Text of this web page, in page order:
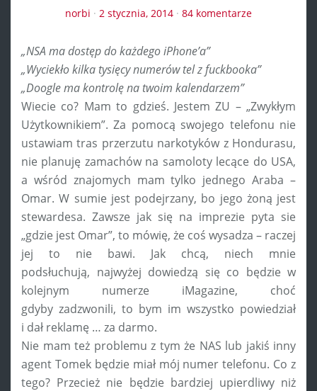
norbi · 2 stycznia, 2014 · 84 komentarze
„NSA ma dostęp do każdego iPhone’a”
„Wyciekło kilka tysięcy numerów tel z fuckbooka”
„Doogle ma kontrolę na twoim kalendarzem”
Wiecie co? Mam to gdzieś. Jestem ZU – „Zwykłym
Użytkownikiem”. Za pomocą swojego telefonu nie
ustawiam tras przerzutu narkotyków z Hondurasu,
nie planuję zamachów na samoloty lecące do USA,
a wśród znajomych mam tylko jednego Araba –
Omar. W sumie jest podejrzany, bo jego żoną jest
stewardesa. Zawsze jak się na imprezie pyta sie
„gdzie jest Omar”, to mówię, że coś wysadza – raczej
jej to nie bawi. Jak chcą, niech mnie
podsłuchują, najwyżej dowiedzą się co będzie w
kolejnym numerze iMagazine, choć
gdyby zadzwonili, to bym im wszystko powiedział
i dał reklamę … za darmo.
Nie mam też problemu z tym że NAS lub jakiś inny
agent Tomek będzie miał mój numer telefonu. Co z
tego? Przecież nie będzie bardziej upierdliwy niż